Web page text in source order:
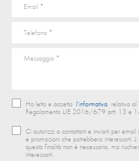
Ho letto e accetto l’informativa relativa al
Regolamento UE 2016/679 artt. 13 e
Ci autorizzi a contattarti e inviarti per
e promozioni che potrebbero interessarti.
questa finalità non è necessaria, ma
interessarti.